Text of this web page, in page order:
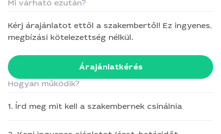
Mi várható ezután?
Kérj árajánlatot ettől a szakembertől! Ez ingyenes,
megbízási kötelezettség nélkül.
Árajánlatkérés
Hogyan működik?
1. Írd meg mit kell a szakembernek csinálnia